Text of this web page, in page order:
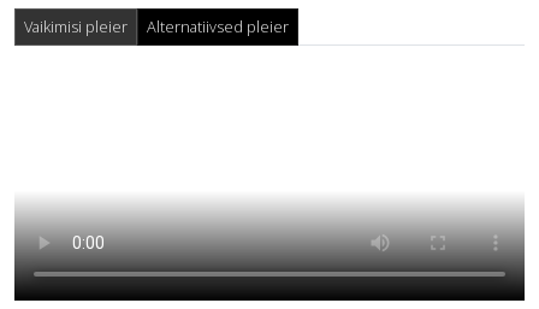
Vaikimisi pleier Alternatiivsed pleier